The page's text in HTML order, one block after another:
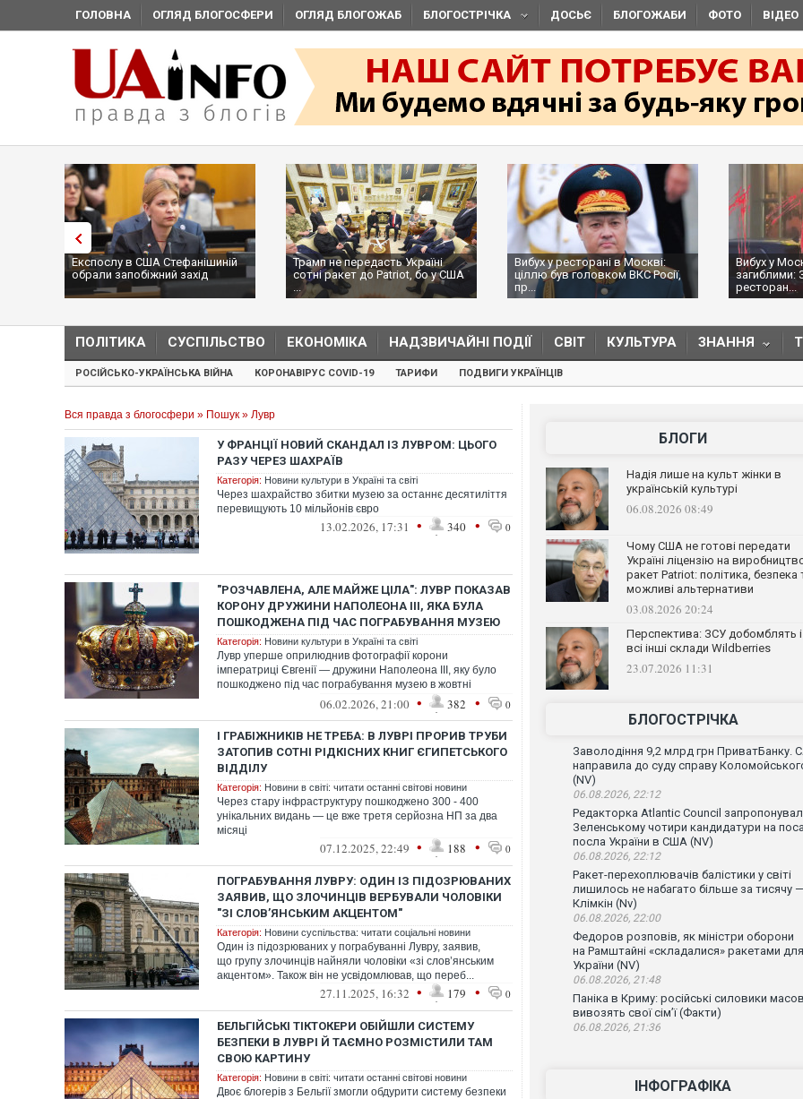
ГОЛОВНА ОГЛЯД БЛОГОСФЕРИ ОГЛЯД БЛОГОЖАБ БЛОГОСТРІЧКА ДОСЬЄ БЛОГОЖАБИ ФОТО ВІДЕО
Експослу в США Стефанішиній
обрали запобіжний захід
Трамп не передасть Україні
сотні ракет до Patriot, бо у США
...
Вибух у ресторані в Москві:
ціллю був головком ВКС Росії,
пр...
Вибух у
загиблими:
ресторан...
ПОЛІТИКА СУСПІЛЬСТВО ЕКОНОМІКА НАДЗВИЧАЙНІ ПОДІЇ СВІТ КУЛЬТУРА ЗНАННЯ
РОСІЙСЬКО-УКРАЇНСЬКА ВІЙНА КОРОНАВІРУС COVID-19 ТАРИФИ ПОДВИГИ УКРАЇНЦІВ
Вся правда з блогосфери » Пошук » Лувр
У ФРАНЦІЇ НОВИЙ СКАНДАЛ ІЗ ЛУВРОМ: ЦЬОГО
РАЗУ ЧЕРЕЗ ШАХРАЇВ
Категорія: Новини культури в Україні та світі
Через шахрайство збитки музею за останнє десятиліття
перевищують 10 мільйонів євро
13.02.2026, 17:31 • 340 • 0
"РОЗЧАВЛЕНА, АЛЕ МАЙЖЕ ЦІЛА": ЛУВР ПОКАЗАВ
КОРОНУ ДРУЖИНИ НАПОЛЕОНА III, ЯКА БУЛА
ПОШКОДЖЕНА ПІД ЧАС ПОГРАБУВАННЯ МУЗЕЮ
Категорія: Новини культури в Україні та світі
Лувр уперше оприлюднив фотографії корони
імператриці Євгенії — дружини Наполеона III, яку було
пошкоджено під час пограбування музею в жовтні
06.02.2026, 21:00 • 382 • 0
І ГРАБІЖНИКІВ НЕ ТРЕБА: В ЛУВРІ ПРОРИВ ТРУБИ
ЗАТОПИВ СОТНІ РІДКІСНИХ КНИГ ЄГИПЕТСЬКОГО
ВІДДІЛУ
Категорія: Новини в світі: читати останні світові новини
Через стару інфраструктуру пошкоджено 300 - 400
унікальних видань — це вже третя серйозна НП за два
місяці
07.12.2025, 22:49 • 188 • 0
ПОГРАБУВАННЯ ЛУВРУ: ОДИН ІЗ ПІДОЗРЮВАНИХ
ЗАЯВИВ, ЩО ЗЛОЧИНЦІВ ВЕРБУВАЛИ ЧОЛОВІКИ
"ЗІ СЛОВ’ЯНСЬКИМ АКЦЕНТОМ"
Категорія: Новини суспільства: читати соціальні новини
Один із підозрюваних у пограбуванні Лувру, заявив,
що групу злочинців найняли чоловіки «зі слов’янським
акцентом». Також він не усвідомлював, що переб...
27.11.2025, 16:32 • 179 • 0
БЕЛЬГІЙСЬКІ ТІКТОКЕРИ ОБІЙШЛИ СИСТЕМУ
БЕЗПЕКИ В ЛУВРІ Й ТАЄМНО РОЗМІСТИЛИ ТАМ
СВОЮ КАРТИНУ
Категорія: Новини в світі: читати останні світові новини
Двоє блогерів з Бельгії змогли обдурити систему безпеки
БЛОГИ
Надія лише на культ жінки в
українській культурі
06.08.2026 08:49
Чому США не готові передати
Україні ліцензію на
ракет Patriot: політика, безпека
можливі альтернативи
03.08.2026 20:24
Перспектива: ЗСУ добомблять і
всі інші склади Wildberries
23.07.2026 11:31
БЛОГОСТРІЧКА
Заволодіння 9,2 млрд грн ПриватБанку.
направила до суду справу
(NV)
06.08.2026, 22:12
Редакторка Atlantic Council
Зеленському чотири кандидатури на
посла України в США (NV)
06.08.2026, 22:12
Ракет-перехоплювачів балістики у світі
лишилось не набагато більше за тисячу —
Клімкін (Nv)
06.08.2026, 22:00
Федоров розповів, як міністри оборони
на Рамштайні «складалися» ракетами для
України (NV)
06.08.2026, 21:48
Паніка в Криму: російські силовики
вивозять свої сім’ї (Факти)
06.08.2026, 21:36
ІНФОГРАФІКА